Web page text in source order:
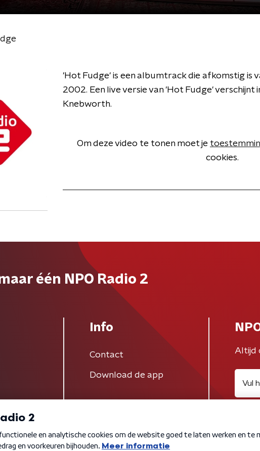
'Hot Fudge' is een albumtrack die afkomstig is
2002. Een live versie van 'Hot Fudge'
Knebworth.
Om deze video te tonen moet je
cookies.
één NPO Radio 2
Info
Contact
Download de app
Altijd